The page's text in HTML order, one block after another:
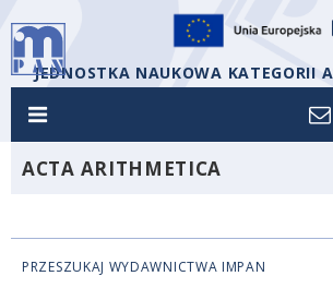
JEDNOSTKA NAUKOWA KATEGORII
ACTA ARITHMETICA
PRZESZUKAJ WYDAWNICTWA IMPAN